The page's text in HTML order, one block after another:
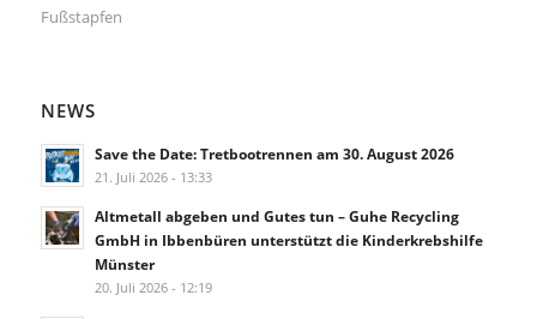
Fußstapfen
NEWS
Save the Date: Tretbootrennen am 30. August 2026
21. Juli 2026 - 13:33
Altmetall abgeben und Gutes tun – Guhe Recycling
GmbH in Ibbenbüren unterstützt die Kinderkrebshilfe
Münster
20. Juli 2026 - 12:19